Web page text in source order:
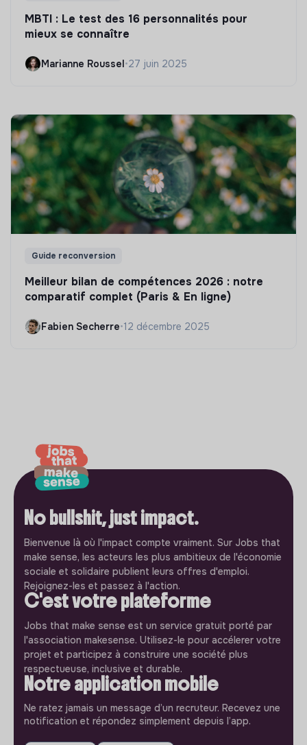
MBTI : Le test des 16 personnalités pour
mieux se connaître
Marianne Roussel•27 juin 2025
Guide reconversion
Meilleur bilan de compétences 2026 : notre
comparatif complet (Paris & En ligne)
Fabien Secherre•12 décembre 2025
No bullshit, just impact.
Bienvenue là où l'impact compte vraiment. Sur Jobs that
make sense, les acteurs les plus ambitieux de l'économie
sociale et solidaire publient leurs offres d'emploi.
Rejoignez-les et passez à l'action.
C'est votre plateforme
Jobs that make sense est un service gratuit porté par
l'association makesense. Utilisez-le pour accélerer votre
projet et participez à construire une société plus
respectueuse, inclusive et durable.
Notre application mobile
Ne ratez jamais un message d’un recruteur. Recevez une
notification et répondez simplement depuis l’app.